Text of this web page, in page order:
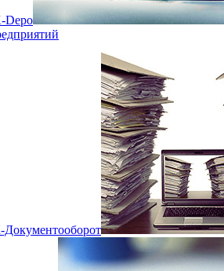
Depo
Документооборот